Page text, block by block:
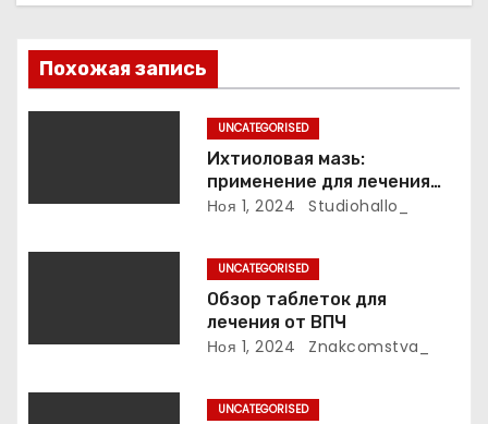
з
а
и
с
м
Похожая запись
UNCATEGORISED
Ихтиоловая мазь:
применение для лечения
фурункулов
Ноя 1, 2024 Studiohallo_
UNCATEGORISED
Обзор таблеток для
лечения от ВПЧ
Ноя 1, 2024 Znakcomstva_
UNCATEGORISED